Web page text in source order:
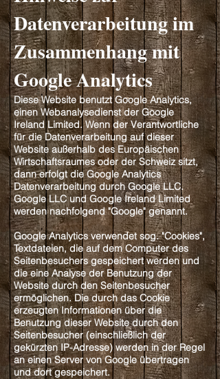
Datenverarbeitung im
Zusammenhang mit
Google Analytics
Diese Website benutzt Google Analytics,
einen Webanalysedienst der Google
Ireland Limited. Wenn der Verantwortliche
für die Datenverarbeitung auf dieser
Website außerhalb des Europäischen
Wirtschaftsraumes oder der Schweiz sitzt,
dann erfolgt die Google Analytics
Datenverarbeitung durch Google LLC.
Google LLC und Google Ireland Limited
werden nachfolgend "Google" genannt.
Google Analytics verwendet sog. "Cookies",
Textdateien, die auf dem Computer des
Seitenbesuchers gespeichert werden und
die eine Analyse der Benutzung der
Website durch den Seitenbesucher
ermöglichen. Die durch das Cookie
erzeugten Informationen über die
Benutzung dieser Website durch den
Seitenbesucher (einschließlich der
gekürzten IP-Adresse) werden in der Regel
an einen Server von Google übertragen
und dort gespeichert.